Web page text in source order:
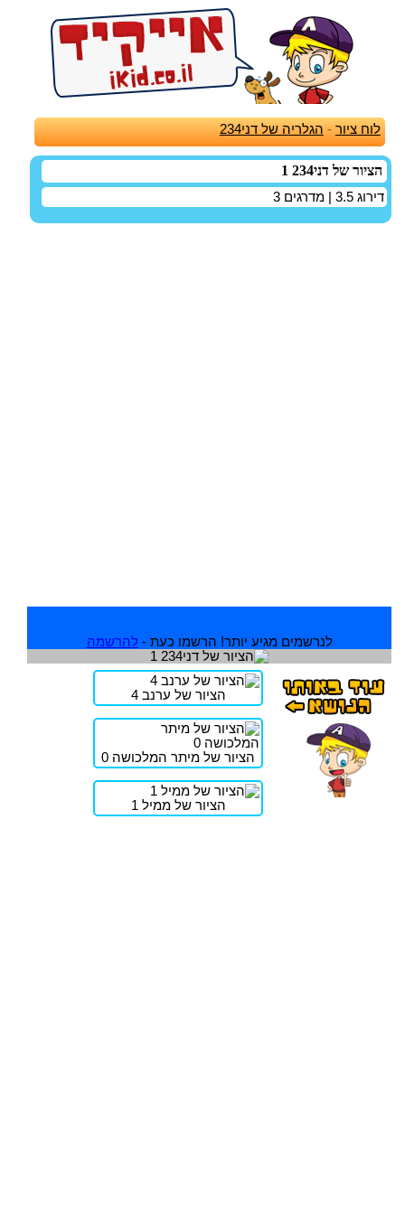
לוח ציור - הגלריה של דני234
הציור של דני234 1
דירוג 3.5 | מדרגים 3
לנרשמים מגיע יותר! הרשמו כעת - להרשמה
הציור של ערנב 4
הציור של מיתר המלכושה 0
הציור של ממיל 1